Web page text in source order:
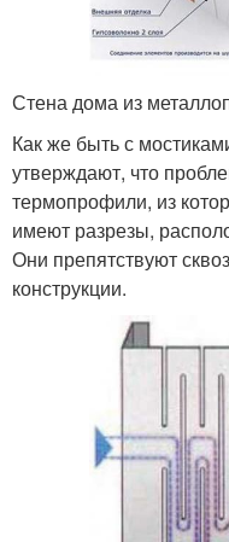
Стена дома из
Как же быть с
утверждают, что
термопрофили, из
имеют разрезы,
Они препятствуют
конструкции.